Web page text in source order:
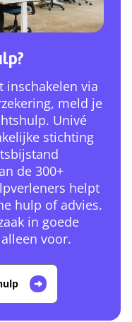
inschakelen via
meld je
Univé
stichting
de 300+
helpt
hulp of advies.
in goede
voor.